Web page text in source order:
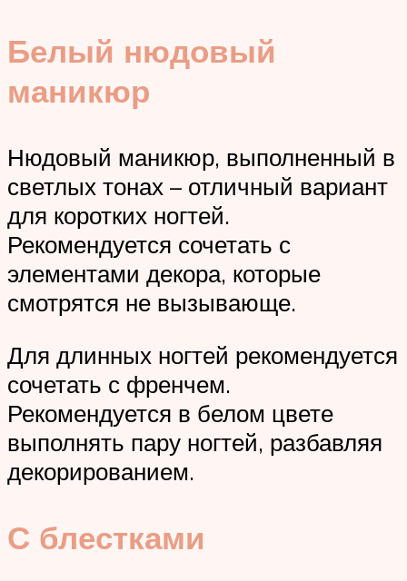
Белый нюдовый
маникюр
Нюдовый маникюр, выполненный в
светлых тонах – отличный вариант
для коротких ногтей.
Рекомендуется сочетать с
элементами декора, которые
смотрятся не вызывающе.
Для длинных ногтей рекомендуется
сочетать с френчем.
Рекомендуется в белом цвете
выполнять пару ногтей, разбавляя
декорированием.
С блестками